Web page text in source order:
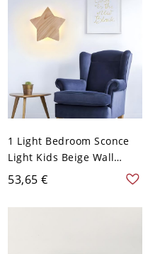
1 Light Bedroom Sconce
Light Kids Beige Wall
Lamp Fixture with Star
Shape Wooden Shade -
110V-120V Holz
53,65 €